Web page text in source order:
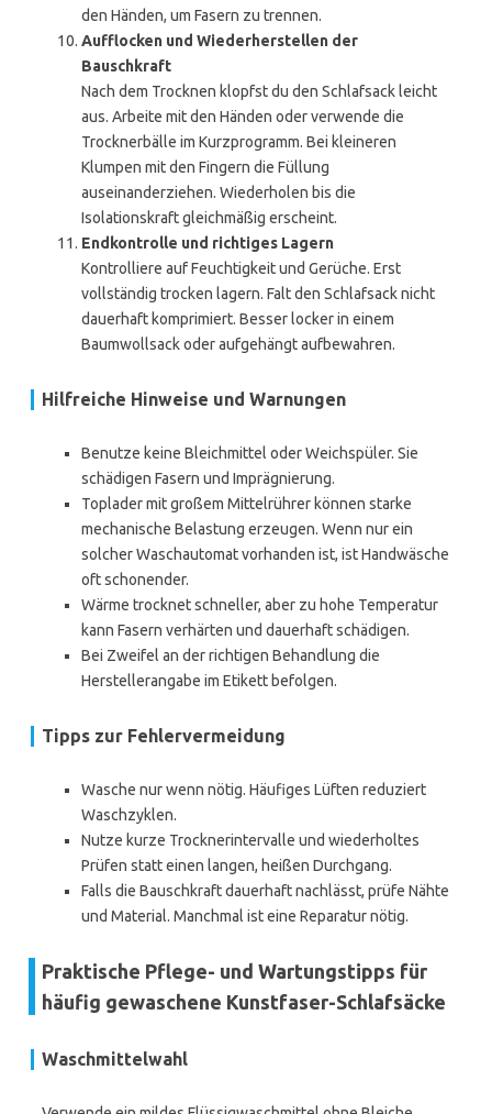
den Händen, um Fasern zu trennen.
Aufflocken und Wiederherstellen der
Bauschkraft
Nach dem Trocknen klopfst du den Schlafsack leicht
aus. Arbeite mit den Händen oder verwende die
Trocknerbälle im Kurzprogramm. Bei kleineren
Klumpen mit den Fingern die Füllung
auseinanderziehen. Wiederholen bis die
Isolationskraft gleichmäßig erscheint.
Endkontrolle und richtiges Lagern
Kontrolliere auf Feuchtigkeit und Gerüche. Erst
vollständig trocken lagern. Falt den Schlafsack nicht
dauerhaft komprimiert. Besser locker in einem
Baumwollsack oder aufgehängt aufbewahren.
Hilfreiche Hinweise und Warnungen
Benutze keine Bleichmittel oder Weichspüler. Sie
schädigen Fasern und Imprägnierung.
Toplader mit großem Mittelrührer können starke
mechanische Belastung erzeugen. Wenn nur ein
solcher Waschautomat vorhanden ist, ist Handwäsche
oft schonender.
Wärme trocknet schneller, aber zu hohe Temperatur
kann Fasern verhärten und dauerhaft schädigen.
Bei Zweifel an der richtigen Behandlung die
Herstellerangabe im Etikett befolgen.
Tipps zur Fehlervermeidung
Wasche nur wenn nötig. Häufiges Lüften reduziert
Waschzyklen.
Nutze kurze Trocknerintervalle und wiederholtes
Prüfen statt einen langen, heißen Durchgang.
Falls die Bauschkraft dauerhaft nachlässt, prüfe Nähte
und Material. Manchmal ist eine Reparatur nötig.
Praktische Pflege- und Wartungstipps für
häufig gewaschene Kunstfaser-Schlafsäcke
Waschmittelwahl